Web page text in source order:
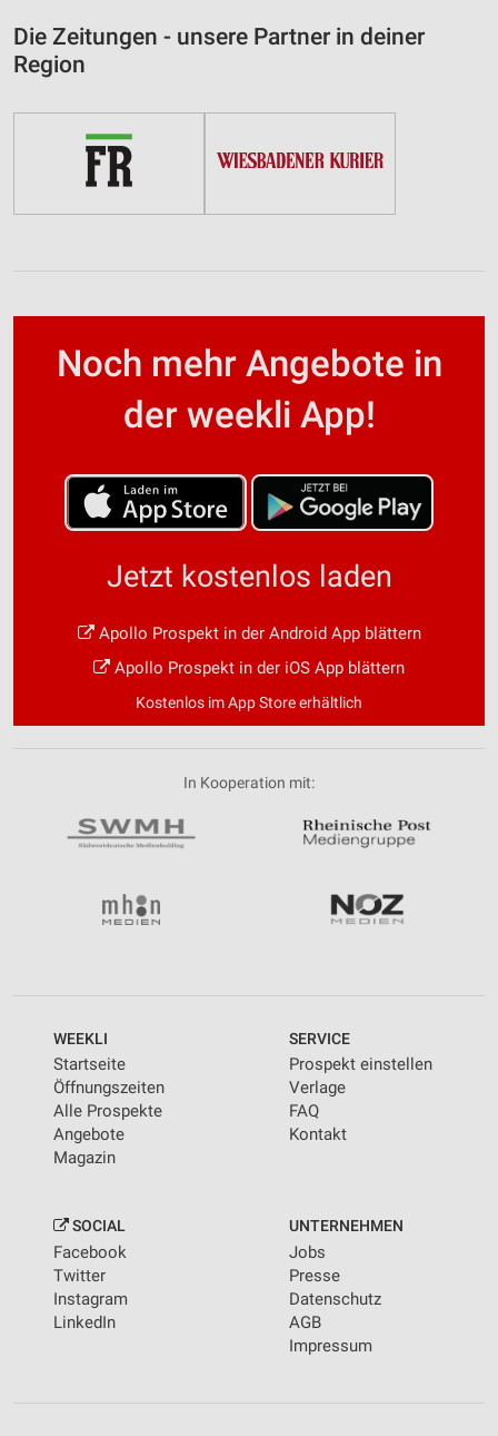
Die Zeitungen - unsere Partner in deiner
Region
Noch mehr Angebote in
der weekli App!
Jetzt kostenlos laden
Apollo Prospekt in der Android App blättern
Apollo Prospekt in der iOS App blättern
Kostenlos im App Store erhältlich
In Kooperation mit:
WEEKLI
Startseite
Öffnungszeiten
Alle Prospekte
Angebote
Magazin
SERVICE
Prospekt einstellen
Verlage
FAQ
Kontakt
SOCIAL
Facebook
Twitter
Instagram
LinkedIn
UNTERNEHMEN
Jobs
Presse
Datenschutz
AGB
Impressum